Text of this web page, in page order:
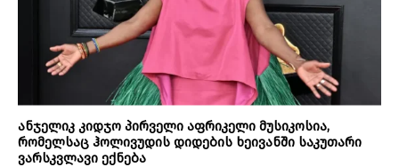
ანჯელიკ კიდჯო პირველი აფრიკელი მუსიკოსია,
რომელსაც ჰოლივუდის დიდების ხეივანში საკუთარი
ვარსკვლავი ექნება